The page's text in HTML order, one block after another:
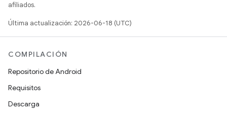
afiliados.
Última actualización: 2026-06-18 (UTC)
COMPILACIÓN
Repositorio de Android
Requisitos
Descarga